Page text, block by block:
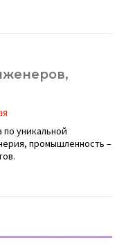
уникальной
промышленность –